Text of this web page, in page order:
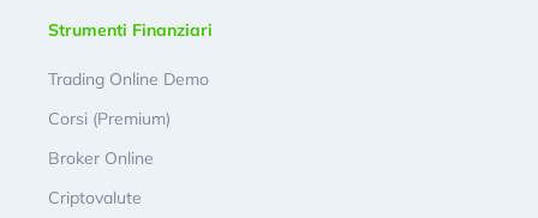
Strumenti Finanziari
Trading Online Demo
Corsi (Premium)
Broker Online
Criptovalute